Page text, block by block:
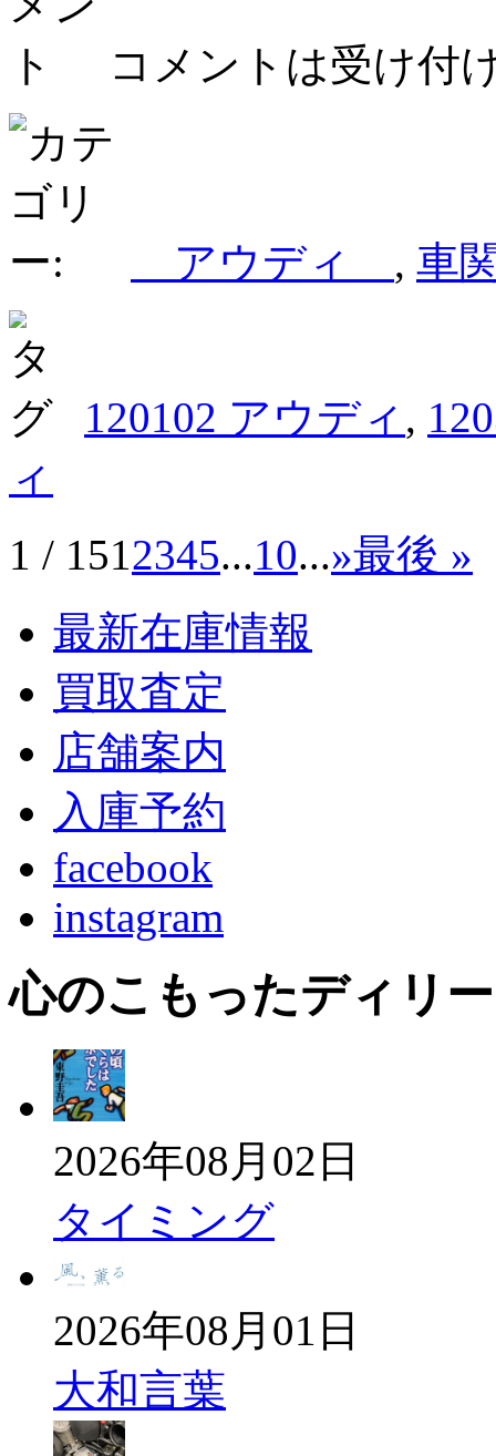
コメントは受け付
アウディ , 車
120102 アウディ ,
ィ
1 / 151 2345...10...»最後 »
最新在庫情報
買取査定
店舗案内
入庫予約
facebook
instagram
心のこもったディリ
2026年08月02日
タイミング
2026年08月01日
大和言葉